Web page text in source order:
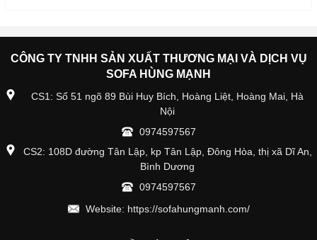
CÔNG TY TNHH SẢN XUẤT THƯƠNG MẠI VÀ DỊCH VỤ
SOFA HÙNG MẠNH
CS1: Số 51 ngõ 89 Bùi Huy Bích, Hoàng Liệt, Hoàng Mai, Hà
Nội
0974597567
CS2: 108D đường Tân Lập, kp Tân Lập, Đông Hòa, thị xã Dĩ An,
Bình Dương
0974597567
Website: https://sofahungmanh.com/